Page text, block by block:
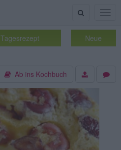
Suche
Tagesrezept Neue
Ab ins Kochbuch